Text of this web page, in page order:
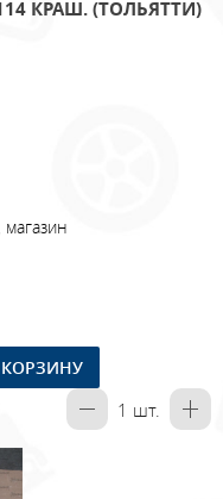
КРАШ. (ТОЛЬЯТТИ)
1 шт.